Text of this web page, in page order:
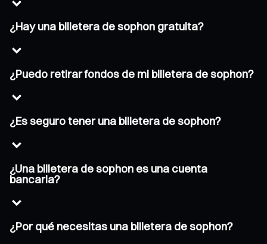
¿Hay una billetera de sophon gratuita?
¿Puedo retirar fondos de mi billetera de sophon?
¿Es seguro tener una billetera de sophon?
¿Una billetera de sophon es una cuenta
bancaria?
¿Por qué necesitas una billetera de sophon?